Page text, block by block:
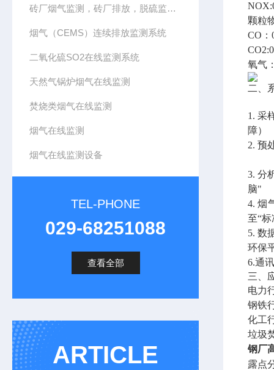
砖厂烟气监测，砖厂排放，脱硫监测，CEMS系统
烟气（CEMS）连续排放监测系统
二氧化硫SO2在线监测系统
天然气锅炉烟气在线监测
焚烧类烟气在线监测
烟气在线监测
烟气在线监测设备
TEL-PHONE
029-68251088
查看全部
ARTICLE
颗粒
CO：
氧气
二、
1. 采
障）
2. 预
3. 分
脑"
4. 烟
至“
5. 数
环保
6.通
三、
电力
钢铁
化工
垃圾
钢厂
露点